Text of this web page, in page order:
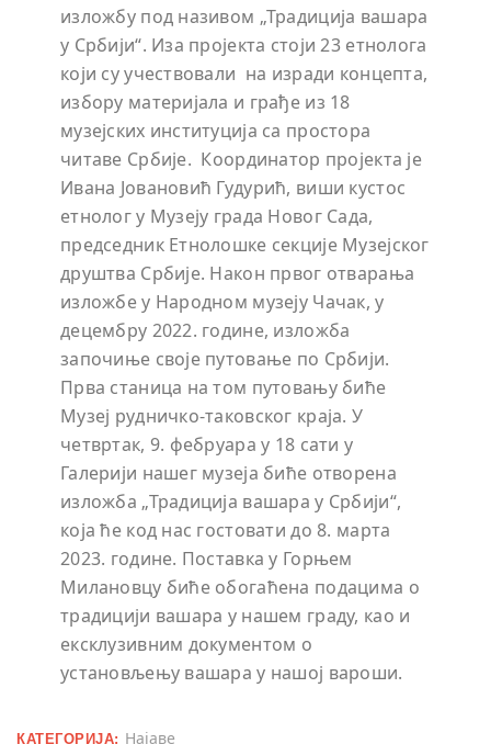
изложбу под називом „Традиција вашара
у Србији“. Иза пројекта стоји 23 етнолога
који су учествовали на изради концепта,
избору материјала и грађе из 18
музејских институција са простора
читаве Србије. Координатор пројекта је
Ивана Јовановић Гудурић, виши кустос
етнолог у Музеју града Новог Сада,
председник Етнолошке секције Музејског
друштва Србије. Након првог отварања
изложбе у Народном музеју Чачак, у
децембру 2022. године, изложба
започиње своје путовање по Србији.
Прва станица на том путовању биће
Музеј рудничко-таковског краја. У
четвртак, 9. фебруара у 18 сати у
Галерији нашег музеја биће отворена
изложба „Традиција вашара у Србији“,
која ће код нас гостовати до 8. марта
2023. године. Поставка у Горњем
Милановцу биће обогаћена подацима о
традицији вашара у нашем граду, као и
ексклузивним документом о
установљењу вашара у нашој вароши.
КАТЕГОРИЈА: Најаве